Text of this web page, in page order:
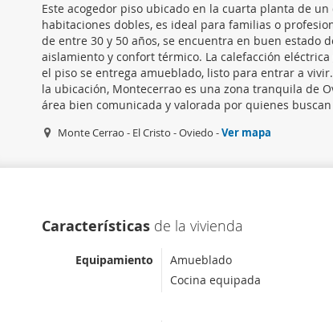
i
m
i
e
n
t
o
Este acogedor piso ubicado en la cuarta planta de
habitaciones dobles, es ideal para familias o
de entre 30 y 50 años, se encuentra en buen estado
aislamiento y confort térmico. La calefacción
el piso se entrega amueblado, listo para entrar a
la ubicación, Montecerrao es una zona tranquila de
área bien comunicada y valorada por quienes
Monte Cerrao - El Cristo - Oviedo -Ver mapa
Características de la vivienda
Equipamiento
Amueblado
Cocina equipada